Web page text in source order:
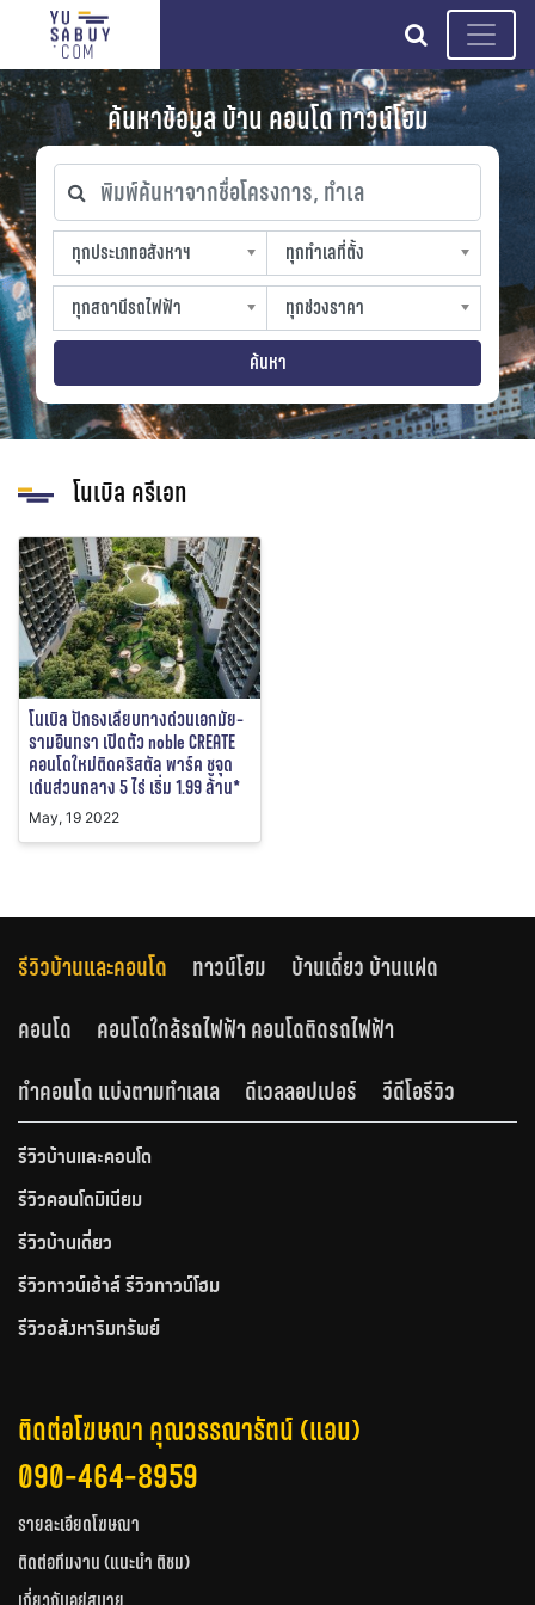
search
ค้นหาข้อมูล บ้าน คอนโด ทาวน์โฮม
พิมพ์ค้นหาจากชื่อโครงการ, ทำเล
ทุกประเภทอสังหาฯ
ทุกประเภทอสังหาฯ
sproperty
ทุกทำเลที่ตั้ง
ทุกทำเลที่ตั้ง
slocation
ทุกสถานีรถไฟฟ้า
ทุกสถานีรถไฟฟ้า
strain-station
ทุกช่วงราคา
ทุกช่วงราคา
sprice
ค้นหา
โนเบิล ครีเอท
โนเบิล ปักธงเลียบทางด่วนเอกมัย-
รามอินทรา เปิดตัว noble CREATE
คอนโดใหม่ติดคริสตัล พาร์ค ชูจุด
เด่นส่วนกลาง 5 ไร่ เริ่ม 1.99 ล้าน*
May, 19 2022
รีวิวบ้านและคอนโด ทาวน์โฮม
บ้านเดี่ยว บ้านแฝด
คอนโด
คอนโดใกล้รถไฟฟ้า คอนโดติดรถไฟฟ้า
ทำคอนโด แบ่งตามทำเลเล
ดีเวลลอปเปอร์ วีดีโอรีวิว
รีวิวบ้านและคอนโด
รีวิวคอนโดมิเนียม
รีวิวบ้านเดี่ยว
รีวิวทาวน์เฮ้าส์ รีวิวทาวน์โฮม
รีวิวอสังหาริมทรัพย์
ติดต่อโฆษณา คุณวรรณารัตน์ (แอน)
090-464-8959
รายละเอียดโฆษณา
ติดต่อทีมงาน (แนะนำ ติชม)